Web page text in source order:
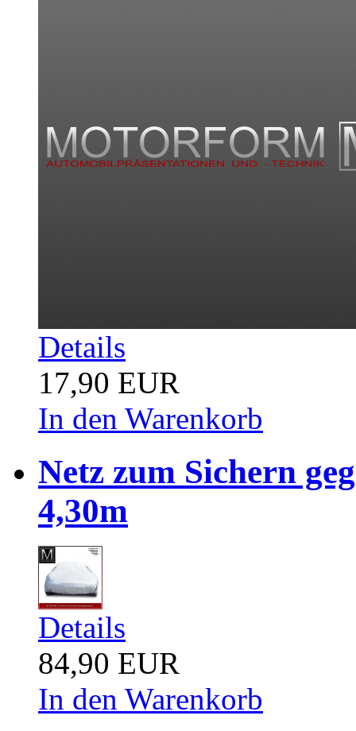
Details
17,90 EUR
In den Warenkorb
Netz zum Sichern
4,30m
Details
84,90 EUR
In den Warenkorb